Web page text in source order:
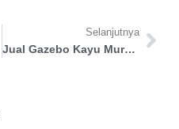
Selanjutnya
Jual Gazebo Kayu Murung Raya